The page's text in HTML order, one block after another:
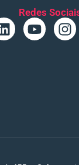
Redes